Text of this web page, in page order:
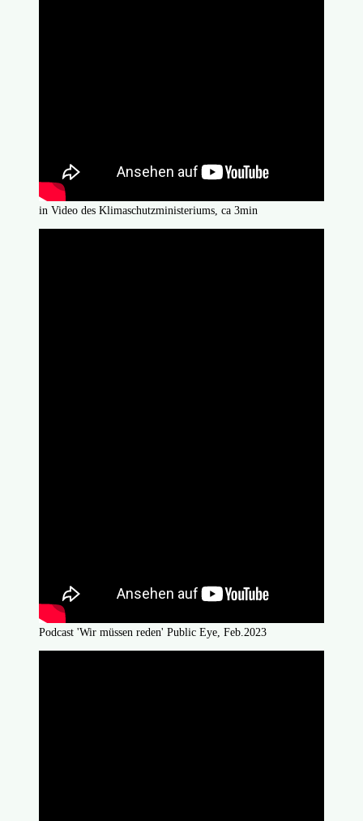
in Video des Klimaschutzministeriums, ca 3min
Podcast 'Wir müssen reden' Public Eye, Feb.2023